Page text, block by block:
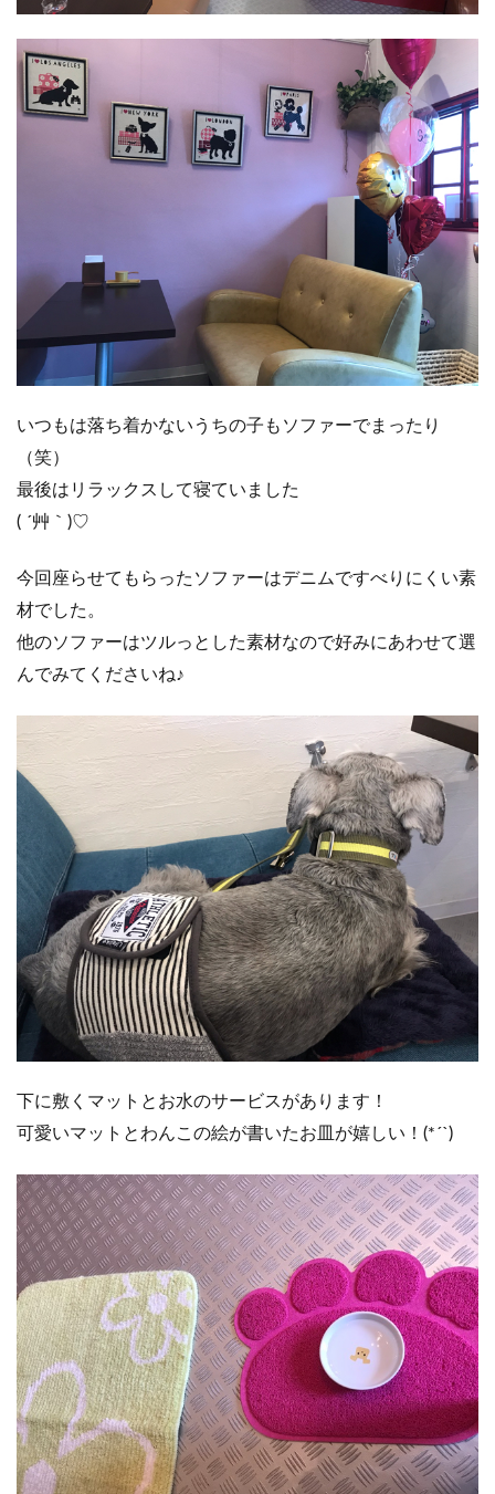
いつもは落ち着かないうちの子もソファーでまったり
（笑）
最後はリラックスして寝ていました
( ´艸｀)♡
今回座らせてもらったソファーはデニムですべりにくい素
材でした。
他のソファーはツルっとした素材なので好みにあわせて選
んでみてくださいね♪
下に敷くマットとお水のサービスがあります！
可愛いマットとわんこの絵が書いたお皿が嬉しい！(*´`)